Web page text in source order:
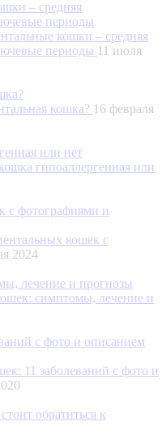
кошки – средняя
периоды 11 июля
кошка? 16 февраля
гипоаллергенная или
кошек с
2024
симптомы, лечение и
11 заболеваний с фото и